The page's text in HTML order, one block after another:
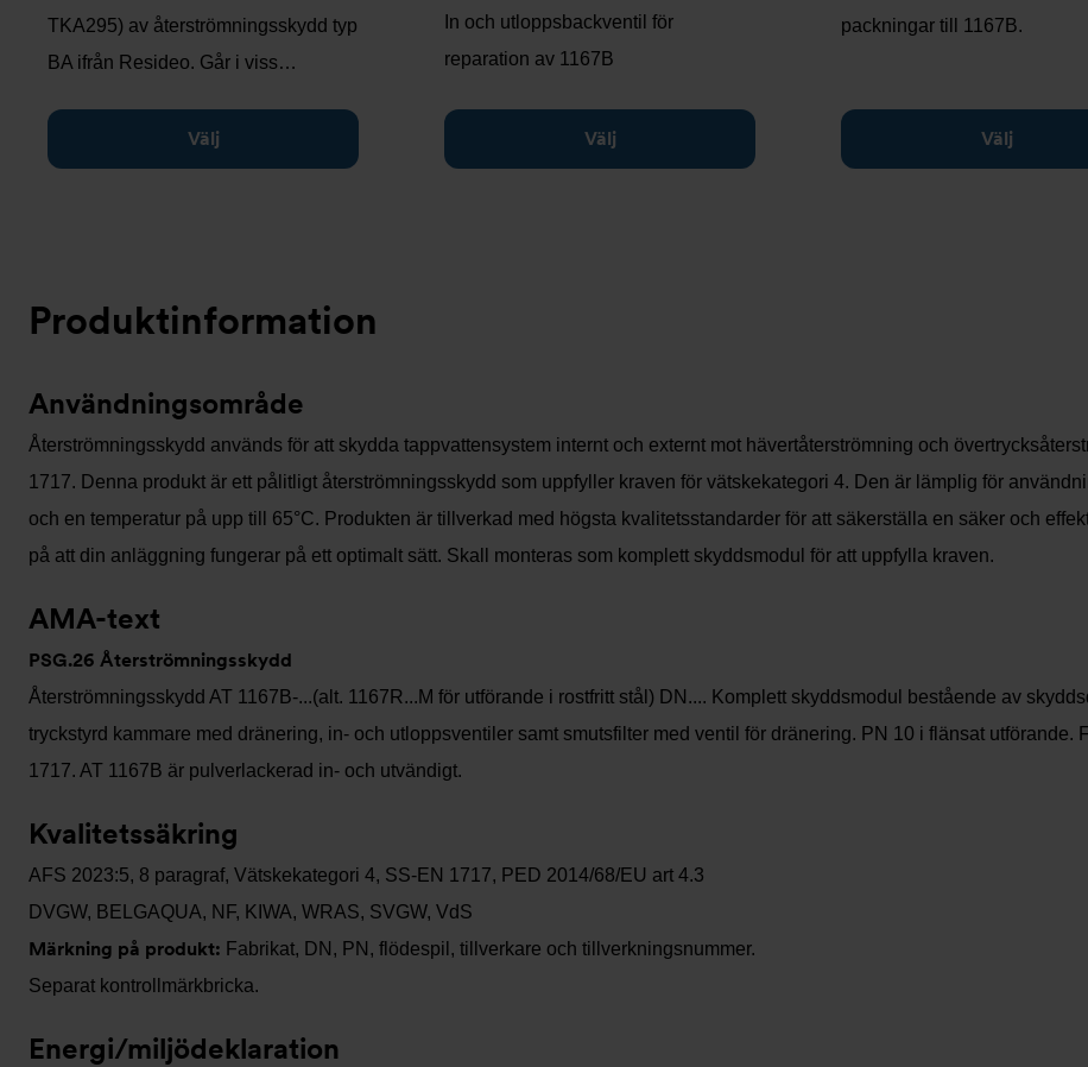
TKA295) av återströmningsskydd typ
BA ifrån Resideo. Går i viss…
Välj
In och utloppsbackventil för
reparation av 1167B
Välj
packningar till 1167B.
Välj
Produktinformation
Användningsområde
Återströmningsskydd används för att skydda tappvattensystem internt och externt mot hävertåterströmning och
1717. Denna produkt är ett pålitligt återströmningsskydd som uppfyller kraven för vätskekategori 4. Den är lämplig för
och en temperatur på upp till 65°C. Produkten är tillverkad med högsta kvalitetsstandarder för att säkerställa en säker och
på att din anläggning fungerar på ett optimalt sätt. Skall monteras som komplett skyddsmodul för att uppfylla kraven.
AMA-text
PSG.26 Återströmningsskydd
Återströmningsskydd AT 1167B-...(alt. 1167R...M för utförande i rostfritt stål) DN.... Komplett skyddsmodul bestående av
tryckstyrd kammare med dränering, in- och utloppsventiler samt smutsfilter med ventil för dränering. PN 10 i flänsat
1717. AT 1167B är pulverlackerad in- och utvändigt.
Kvalitetssäkring
AFS 2023:5, 8 paragraf, Vätskekategori 4, SS-EN 1717, PED 2014/68/EU art 4.3
DVGW, BELGAQUA, NF, KIWA, WRAS, SVGW, VdS
Märkning på produkt: Fabrikat, DN, PN, flödespil, tillverkare och tillverkningsnummer.
Separat kontrollmärkbricka.
Energi/miljödeklaration